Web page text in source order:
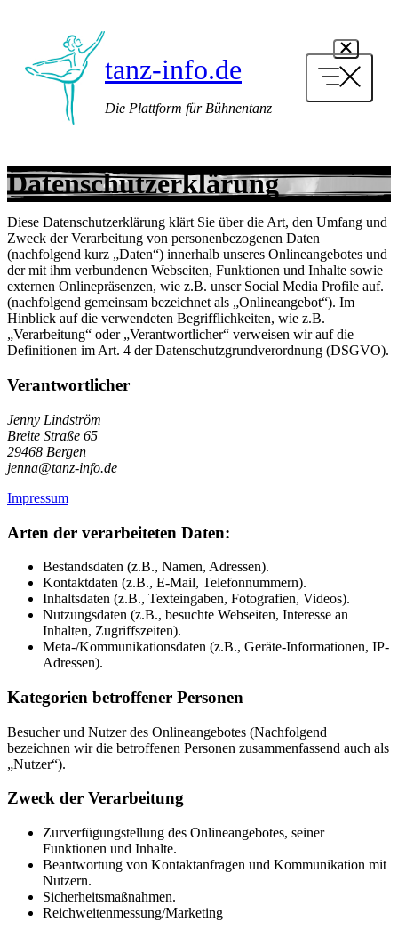
tanz-info.de
Die Plattform für Bühnentanz
Datenschutzerklärung
Diese Datenschutzerklärung klärt Sie über die Art, den Umfang und
Zweck der Verarbeitung von personenbezogenen Daten
(nachfolgend kurz „Daten“) innerhalb unseres Onlineangebotes und
der mit ihm verbundenen Webseiten, Funktionen und Inhalte sowie
externen Onlinepräsenzen, wie z.B. unser Social Media Profile auf.
(nachfolgend gemeinsam bezeichnet als „Onlineangebot“). Im
Hinblick auf die verwendeten Begrifflichkeiten, wie z.B.
„Verarbeitung“ oder „Verantwortlicher“ verweisen wir auf die
Definitionen im Art. 4 der Datenschutzgrundverordnung (DSGVO).
Verantwortlicher
Jenny Lindström
Breite Straße 65
29468 Bergen
jenna@tanz-info.de
Impressum
Arten der verarbeiteten Daten:
Bestandsdaten (z.B., Namen, Adressen).
Kontaktdaten (z.B., E-Mail, Telefonnummern).
Inhaltsdaten (z.B., Texteingaben, Fotografien, Videos).
Nutzungsdaten (z.B., besuchte Webseiten, Interesse an
Inhalten, Zugriffszeiten).
Meta-/Kommunikationsdaten (z.B., Geräte-Informationen, IP-
Adressen).
Kategorien betroffener Personen
Besucher und Nutzer des Onlineangebotes (Nachfolgend
bezeichnen wir die betroffenen Personen zusammenfassend auch als
„Nutzer“).
Zweck der Verarbeitung
Zurverfügungstellung des Onlineangebotes, seiner
Funktionen und Inhalte.
Beantwortung von Kontaktanfragen und Kommunikation mit
Nutzern.
Sicherheitsmaßnahmen.
Reichweitenmessung/Marketing